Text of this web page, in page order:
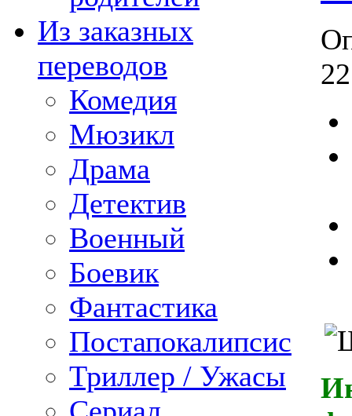
Из заказных
переводов
Комедия
Мюзикл
Драма
Детектив
Военный
Боевик
Фантастика
Постапокалипсис
Триллер / Ужасы